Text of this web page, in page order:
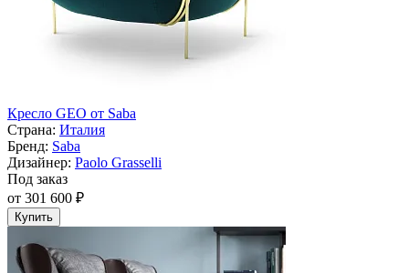
Кресло GEO от Saba
Страна: Италия
Бренд: Saba
Дизайнер: Paolo Grasselli
Под заказ
от 301 600 ₽
Купить